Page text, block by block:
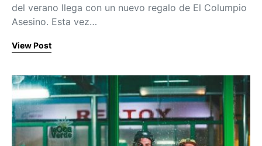
del verano llega con un nuevo regalo de El Columpio
Asesino. Esta vez…
View Post